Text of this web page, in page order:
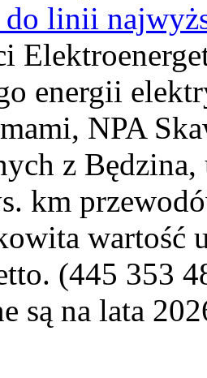
linii
energii
NPA
z
km
(445 353
są na lata